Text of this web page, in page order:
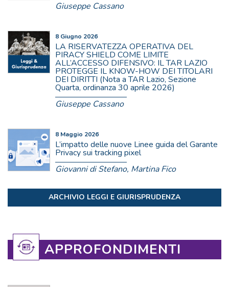
Giuseppe Cassano
8 Giugno 2026
LA RISERVATEZZA OPERATIVA DEL
PIRACY SHIELD COME LIMITE
ALL’ACCESSO DIFENSIVO: IL TAR LAZIO
PROTEGGE IL KNOW-HOW DEI TITOLARI
DEI DIRITTI (Nota a TAR Lazio, Sezione
Quarta, ordinanza 30 aprile 2026)
Giuseppe Cassano
8 Maggio 2026
L’impatto delle nuove Linee guida del Garante
Privacy sui tracking pixel
Giovanni di Stefano, Martina Fico
ARCHIVIO LEGGI E GIURISPRUDENZA
APPROFONDIMENTI